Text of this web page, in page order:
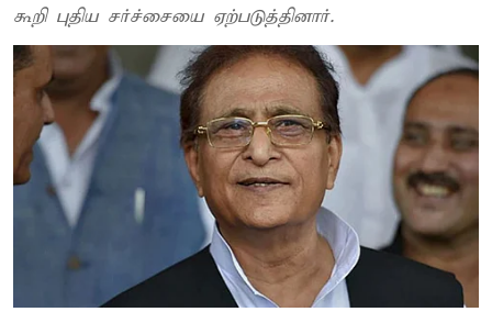
கூறி புதிய சர்ச்சையை ஏற்படுத்தினார்.